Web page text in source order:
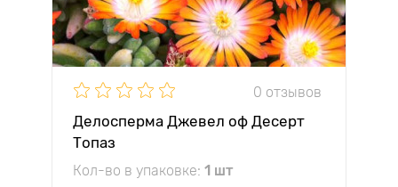
0 отзывов
Делосперма Джевел оф Десерт
Топаз
Кол-во в упаковке: 1 шт